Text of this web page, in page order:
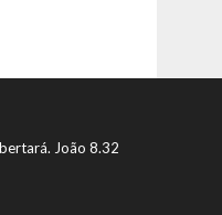
João 8.32